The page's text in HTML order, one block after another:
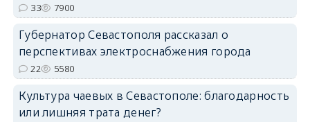
33 7900
Губернатор Севастополя рассказал о
перспективах электроснабжения города
22 5580
Культура чаевых в Севастополе: благодарность
или лишняя трата денег?